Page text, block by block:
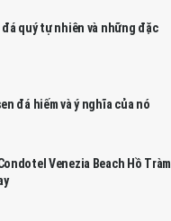
đá quý tự nhiên và những đặc
đá hiếm và ý nghĩa của nó
Venezia Beach Hồ Tràm